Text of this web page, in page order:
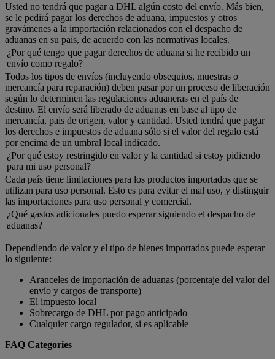
Usted no tendrá que pagar a DHL algún costo del envío. Más bien,
se le pedirá pagar los derechos de aduana, impuestos y otros
gravámenes a la importación relacionados con el despacho de
aduanas en su país, de acuerdo con las normativas locales.
¿Por qué tengo que pagar derechos de aduana si he recibido un
envío como regalo?
Todos los tipos de envíos (incluyendo obsequios, muestras o
mercancía para reparación) deben pasar por un proceso de liberación
según lo determinen las regulaciones aduaneras en el país de
destino. El envío será liberado de aduanas en base al tipo de
mercancía, pais de origen, valor y cantidad. Usted tendrá que pagar
los derechos e impuestos de aduana sólo si el valor del regalo está
por encima de un umbral local indicado.
¿Por qué estoy restringido en valor y la cantidad si estoy pidiendo
para mi uso personal?
Cada país tiene limitaciones para los productos importados que se
utilizan para uso personal. Esto es para evitar el mal uso, y distinguir
las importaciones para uso personal y comercial.
¿Qué gastos adicionales puedo esperar siguiendo el despacho de
aduanas?
Dependiendo de valor y el tipo de bienes importados puede esperar
lo siguiente:
Aranceles de importación de aduanas (porcentaje del valor del
envío y cargos de transporte)
El impuesto local
Sobrecargo de DHL por pago anticipado
Cualquier cargo regulador, si es aplicable
FAQ Categories